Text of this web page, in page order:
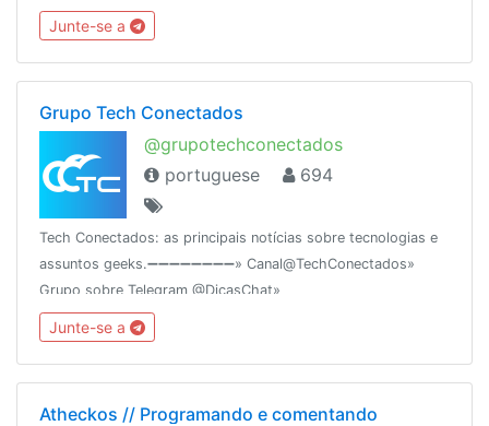
https://chat.whatsapp.com/DLu1tOKkX3J03B4cInnJP5http://
ZG9W
Junte-se a
Grupo Tech Conectados
@grupotechconectados
portuguese
694
Tech Conectados: as principais notícias sobre tecnologias e
assuntos geeks.➖➖➖➖➖➖➖➖» Canal@TechConectados»
Grupo sobre Telegram @DicasChat»
Rankingcombot.org/chat/-1001026262621Criado em
18/12/15Baidu.exe
Junte-se a
Atheckos // Programando e comentando